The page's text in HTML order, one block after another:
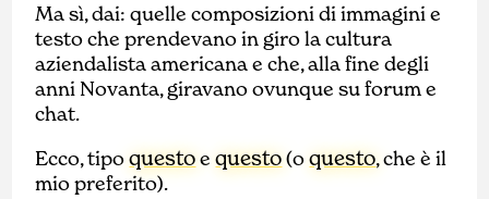
Ma sì, dai: quelle composizioni di immagini e
testo che prendevano in giro la cultura
aziendalista americana e che, alla fine degli
anni Novanta, giravano ovunque su forum e
chat.
Ecco, tipoquestoequesto(oquesto, che è il
mio preferito).